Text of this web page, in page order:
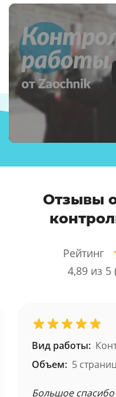
Отзывы
Рейтинг
4,89 из 5
Вид работы:
Объем: 5
Большое спасибо